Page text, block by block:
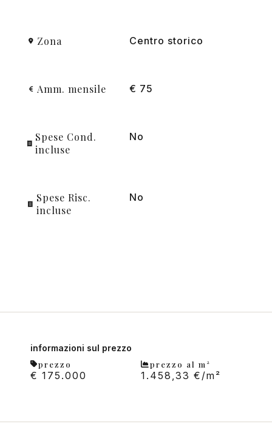
Zona Centro storico
Amm. mensile € 75
Spese Cond.
incluse
No
Spese Risc.
incluse
No
informazioni sul prezzo
prezzo
€ 175.000
prezzo al m²
1.458,33 €/m²